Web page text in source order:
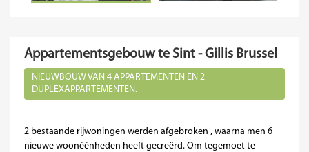
Appartementsgebouw te Sint - Gillis Brussel
NIEUWBOUW VAN 4 APPARTEMENTEN EN 2
DUPLEXAPPARTEMENTEN.
2 bestaande rijwoningen werden afgebroken , waarna men 6
nieuwe woonéénheden heeft gecreërd. Om tegemoet te